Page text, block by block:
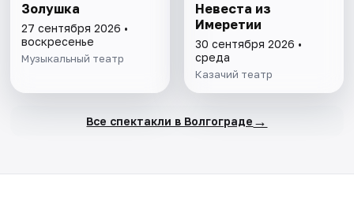
Золушка
27 сентября 2026 •
воскресенье
Музыкальный театр
Невеста из
Имеретии
30 сентября 2026 •
среда
Казачий театр
Все спектакли в Волгограде →